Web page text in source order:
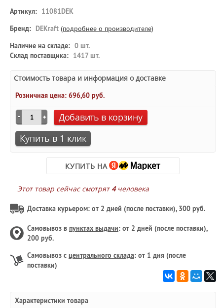
Артикул: 11081DEK
Бренд: DEKraft (подробнее о производителе)
Наличие на складе: 0 шт.
Склад поставщика: 1417 шт.
Стоимость товара и информация о доставке
Розничная цена: 696,60 руб.
Добавить в корзину
Купить в 1 клик
КУПИТЬ НА
Этот товар сейчас смотрят 4человека
Доставка курьером: от 2 дней (после поставки), 300 руб.
Самовывоз в пунктах выдачи: от 2 дней (после поставки),
200 руб.
Самовывоз с центрального склада: от 1 дня (после
поставки)
Характеристики товара